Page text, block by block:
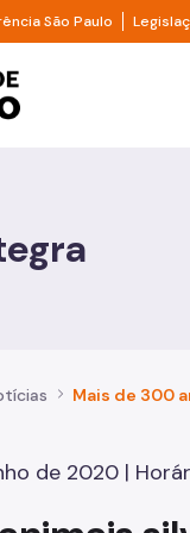
acesso à informação
São Paulo Divisor
São
de 2020 |